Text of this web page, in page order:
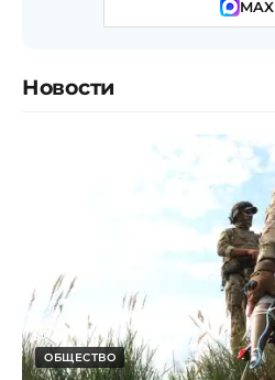
MAX
Новости
ОБЩЕСТВО